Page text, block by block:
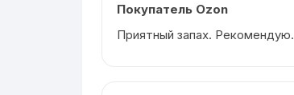
Покупатель Ozon
Приятный запах. Рекомендую.